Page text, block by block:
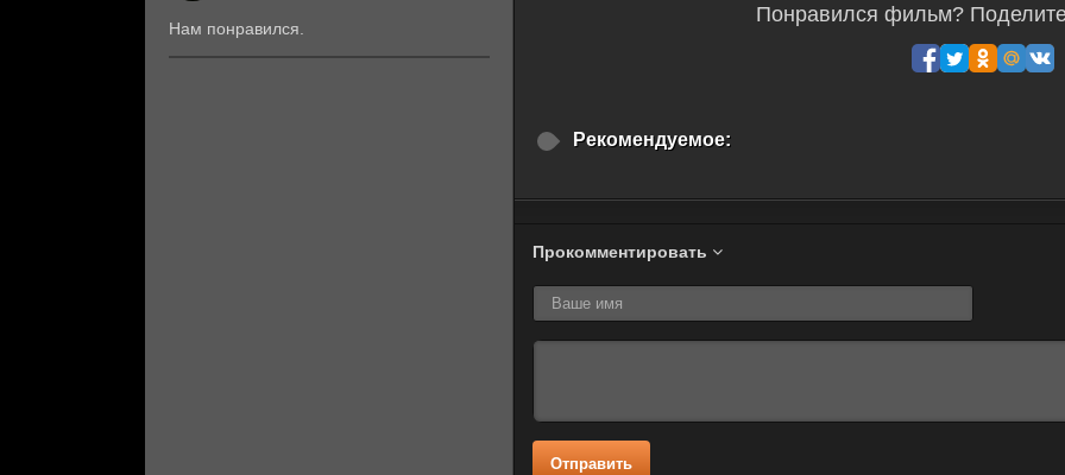
Понравился фильм?
Рекомендуемое:
Прокомментировать
Отправить
Нам понравился.